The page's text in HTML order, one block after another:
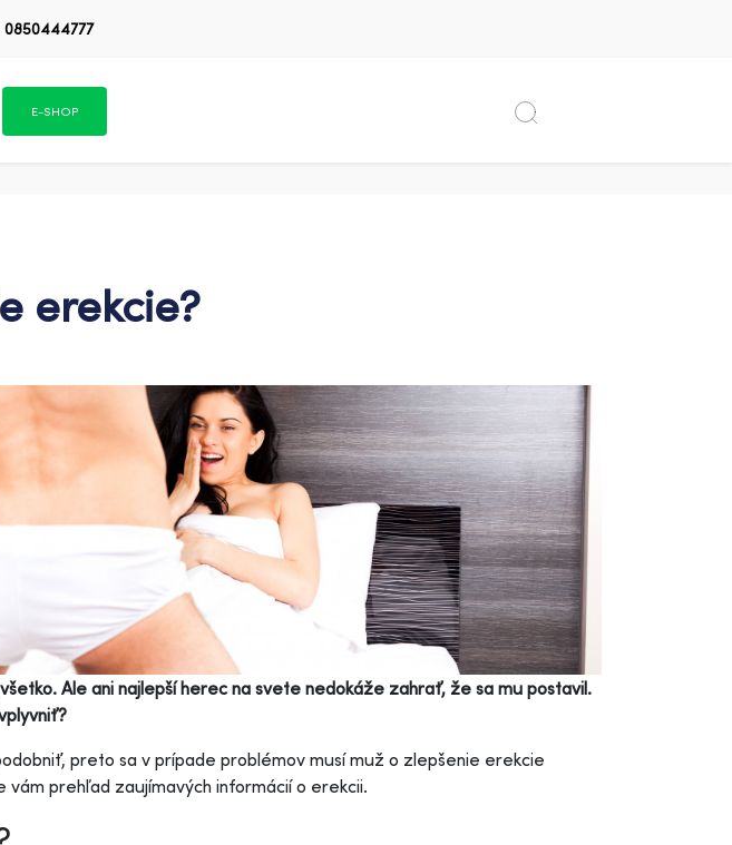
0850444777
E-SHOP
erekcie?
Ale ani najlepší herec na svete nedokáže zahrať, že sa mu postavil.
preto sa v prípade problémov musí muž o zlepšenie erekcie
prehľad zaujímavých informácií o erekcii.